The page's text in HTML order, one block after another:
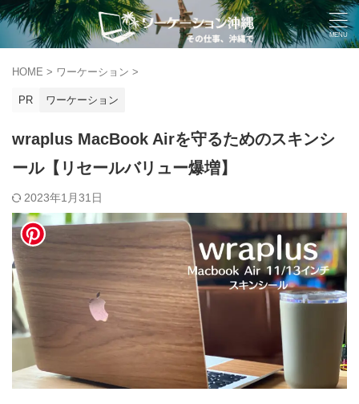
HOME > ワーケーション >
PR ワーケーション
wraplus MacBook Airを守るためのスキンシ
ール【リセールバリュー爆増】
2023年1月31日